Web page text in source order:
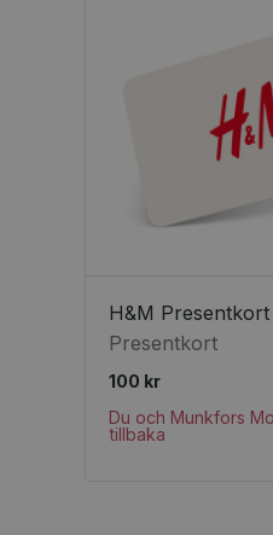
H&M Presentkort
Presentkort
100 kr
Du och Munkfors
tillbaka